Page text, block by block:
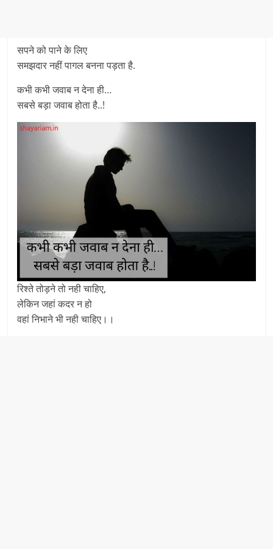
सपने को पाने के लिए
समझदार नहीं पागल बनना पड़ता है.
कभी कभी जवाब न देना ही…
सबसे बड़ा जवाब होता है..!
रिश्ते तोड़ने तो नही चाहिए,
लेकिन जहां कदर न हो
वहां निभाने भी नही चाहिए।।